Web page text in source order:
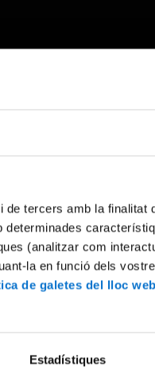
tercers amb la finalitat
(analitzar com
la en funció dels
de galetes del lloc
Estadístiques
wrong
try again later.